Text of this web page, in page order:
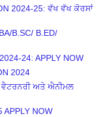
2024-25: ਵੱਖ ਵੱਖ ਕੋਰਸਾਂ
B.SC/ B.ED/
24: APPLY NOW
2024
ਵੈਟਰਨਰੀ ਅਤੇ ਐਨੀਮਲ
APPLY NOW